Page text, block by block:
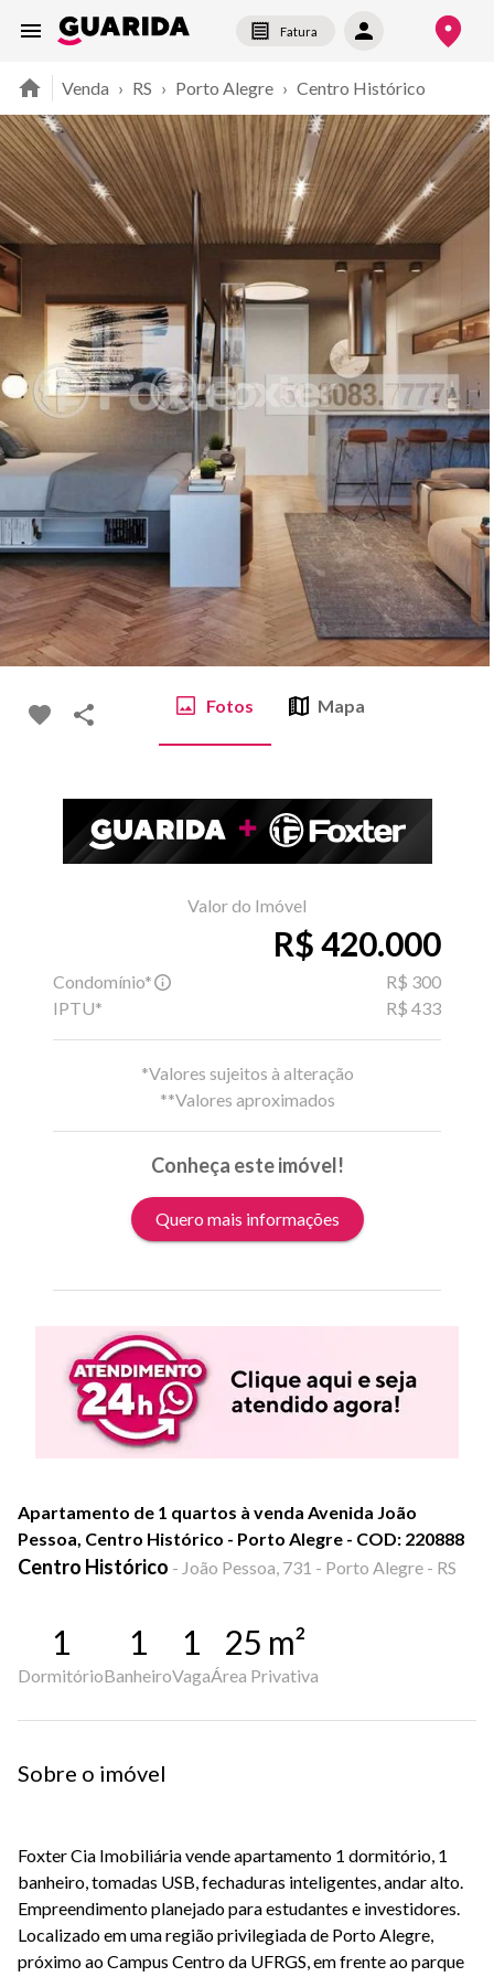
Fatura
Venda › RS › Porto Alegre › Centro Histórico
Fotos Mapa
Valor do Imóvel
R$ 420.000
Condomínio*
R$ 300
IPTU*
R$ 433
*Valores sujeitos à alteração
**Valores aproximados
Conheça este imóvel!
Quero mais informações
Apartamento de 1 quartos à venda Avenida João
Pessoa, Centro Histórico - Porto Alegre - COD: 220888
Centro Histórico - João Pessoa, 731 - Porto Alegre - RS
1
Dormitório
1
Banheiro
1
Vaga
25 m²
Área Privativa
Sobre o imóvel
Foxter Cia Imobiliária vende apartamento 1 dormitório, 1
banheiro, tomadas USB, fechaduras inteligentes, andar alto.
Empreendimento planejado para estudantes e investidores.
Localizado em uma região privilegiada de Porto Alegre,
próximo ao Campus Centro da UFRGS, em frente ao parque